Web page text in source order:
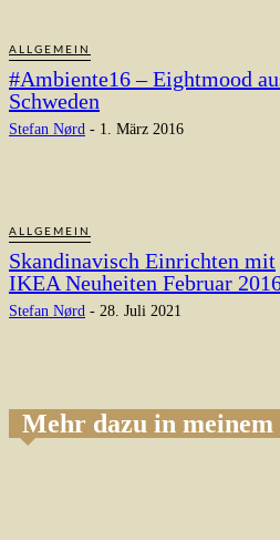
ALLGEMEIN
#Ambiente16 – Eightmood
Schweden
Stefan Nørd - 1. März 2016
ALLGEMEIN
Skandinavisch Einrichten mit
IKEA Neuheiten Februar
Stefan Nørd - 28. Juli 2021
Mehr dazu in meinem